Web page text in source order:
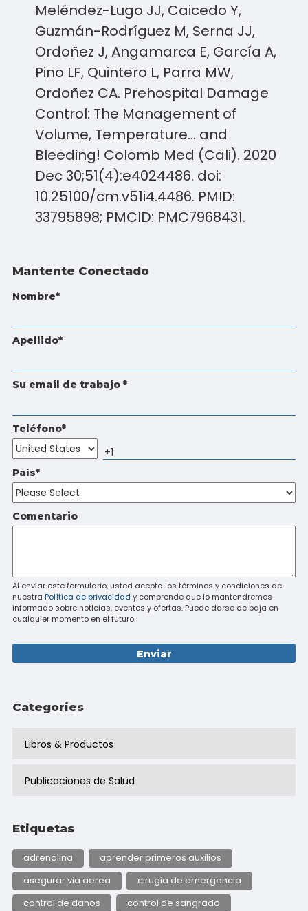
Meléndez-Lugo JJ, Caicedo Y,
Guzmán-Rodríguez M, Serna JJ,
Ordoñez J, Angamarca E, García A,
Pino LF, Quintero L, Parra MW,
Ordoñez CA. Prehospital Damage
Control: The Management of
Volume, Temperature… and
Bleeding! Colomb Med (Cali). 2020
Dec 30;51(4):e4024486. doi:
10.25100/cm.v51i4.4486. PMID:
33795898; PMCID: PMC7968431.
Mantente Conectado
Nombre*
Apellido*
Su email de trabajo *
Teléfono*
País*
Comentario
Al enviar este formulario, usted acepta los términos y condiciones de
nuestra Política de privacidad y comprende que lo mantendremos
informado sobre noticias, eventos y ofertas. Puede darse de baja en
cualquier momento en el futuro.
Categories
Libros & Productos
Publicaciones de Salud
Etiquetas
adrenalina
aprender primeros auxilios
asegurar via aerea
cirugia de emergencia
control de danos
control de sangrado